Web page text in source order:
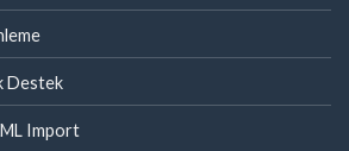
Destek
Import